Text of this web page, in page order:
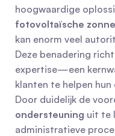
hoogwaardige
fotovoltaïsche
kan enorm veel
Deze benadering
expertise—een
klanten te helpen
Door duidelijk de
ondersteuning uit te
administratieve